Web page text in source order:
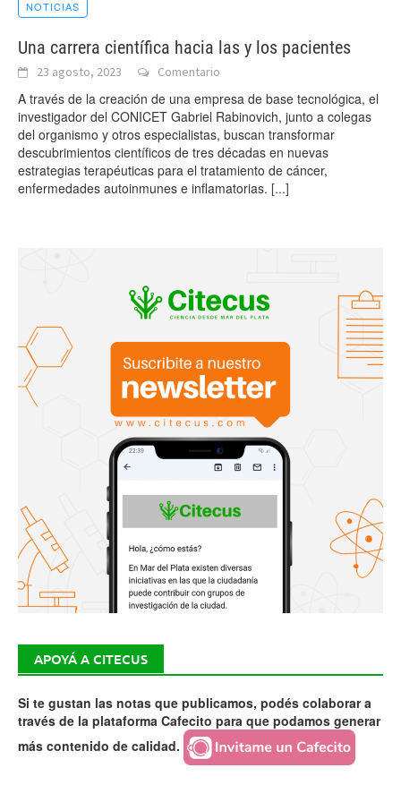
NOTICIAS
Una carrera científica hacia las y los pacientes
23 agosto, 2023 Comentario
A través de la creación de una empresa de base tecnológica, el
investigador del CONICET Gabriel Rabinovich, junto a colegas
del organismo y otros especialistas, buscan transformar
descubrimientos científicos de tres décadas en nuevas
estrategias terapéuticas para el tratamiento de cáncer,
enfermedades autoinmunes e inflamatorias. [...]
APOYÁ A CITECUS
Si te gustan las notas que publicamos, podés colaborar a
través de la plataforma Cafecito para que podamos generar
más contenido de calidad.